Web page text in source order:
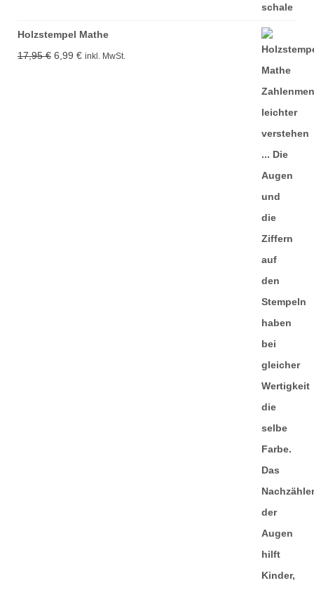
Holzstempel Mathe
17,95€ Ursprünglicher
6,99 €Aktueller
inkl. MwSt.